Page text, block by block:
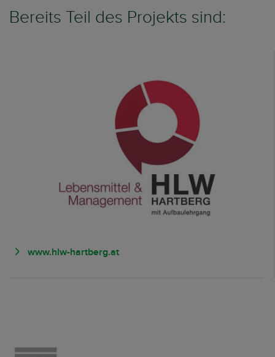
Bereits Teil des Projekts sind:
www.hlw-hartberg.at